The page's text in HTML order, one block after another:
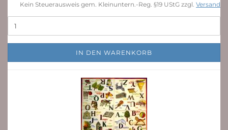
Kein Steuerausweis gem. Kleinuntern.-Reg. §19 UStG zzgl. Versand
IN DEN WARENKORB